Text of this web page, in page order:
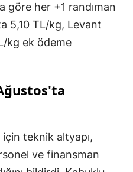
göre her +1 randıman
5,10 TL/kg, Levant
kg ek ödeme
için teknik altyapı,
ve finansman